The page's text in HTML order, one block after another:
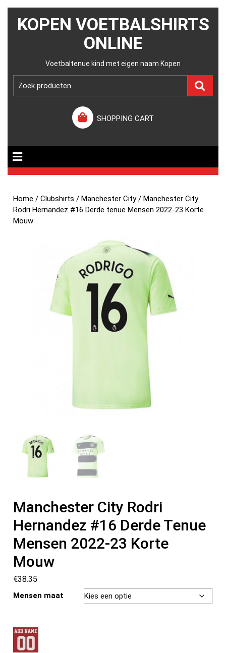
KOPEN VOETBALSHIRTS
ONLINE
Voetbaltenue kind met eigen naam Kopen
SHOPPING CART
Home /Clubshirts /Manchester City/ Manchester City
Rodri Hernandez #16 Derde tenue Mensen 2022-23 Korte
Mouw
Manchester City Rodri
Hernandez #16 Derde Tenue
Mensen 2022-23 Korte
Mouw
€38.35
Mensen maat